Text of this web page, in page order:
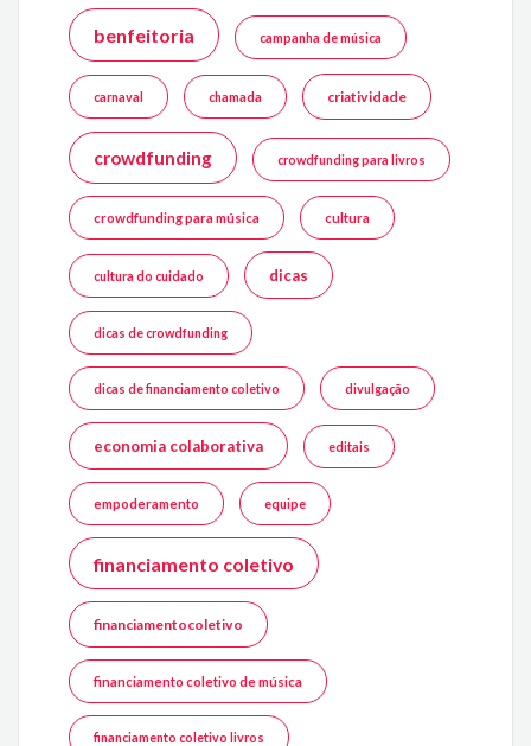
benfeitoria campanha de música
carnaval chamada criatividade
crowdfunding crowdfunding para livros
crowdfunding para música cultura
cultura do cuidado dicas
dicas de crowdfunding
dicas de financiamento coletivo divulgação
economia colaborativa editais
empoderamento equipe
financiamento coletivo
financiamentocoletivo
financiamento coletivo de música
financiamento coletivo livros